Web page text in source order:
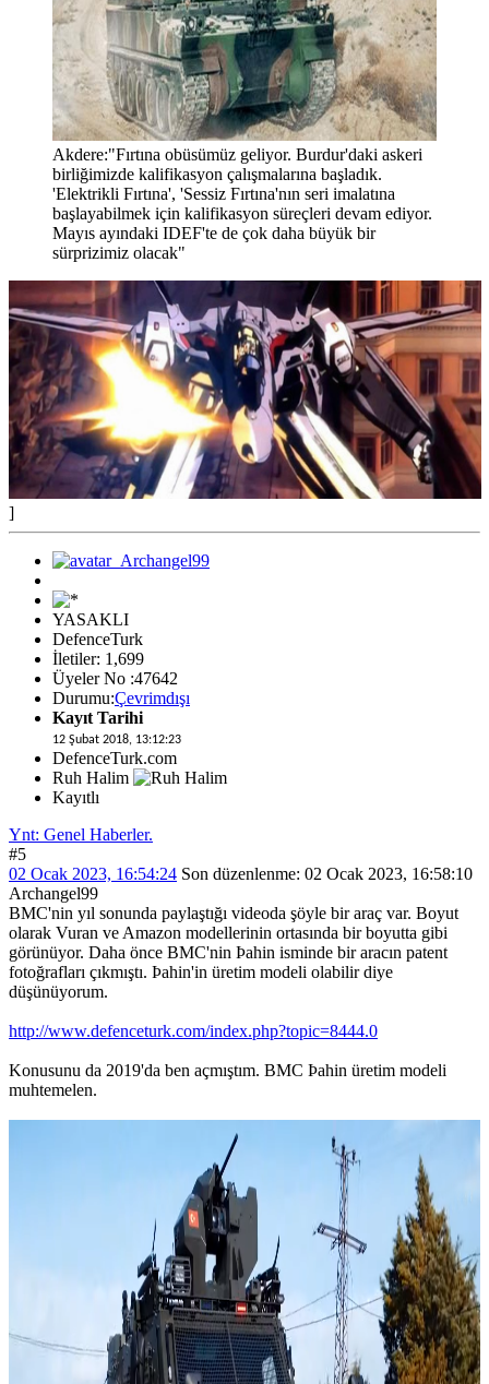
Akdere:"Fırtına obüsümüz geliyor. Burdur'daki askeri
birliğimizde kalifikasyon çalışmalarına başladık.
'Elektrikli Fırtına', 'Sessiz Fırtına'nın seri imalatına
başlayabilmek için kalifikasyon süreçleri devam ediyor.
Mayıs ayındaki IDEF'te de çok daha büyük bir
sürprizimiz olacak"
]
YASAKLI
DefenceTurk
İletiler: 1,699
Üyeler No :47642
Durumu:Çevrimdışı
Kayıt Tarihi
12 Şubat 2018, 13:12:23
DefenceTurk.com
Ruh Halim
Kayıtlı
Ynt: Genel Haberler.
#5
02 Ocak 2023, 16:54:24 Son düzenlenme: 02 Ocak 2023, 16:58:10
Archangel99
BMC'nin yıl sonunda paylaştığı videoda şöyle bir araç var. Boyut
olarak Vuran ve Amazon modellerinin ortasında bir boyutta gibi
görünüyor. Daha önce BMC'nin Þahin isminde bir aracın patent
fotoğrafları çıkmıştı. Þahin'in üretim modeli olabilir diye
düşünüyorum.
http://www.defenceturk.com/index.php?topic=8444.0
Konusunu da 2019'da ben açmıştım. BMC Þahin üretim modeli
muhtemelen.